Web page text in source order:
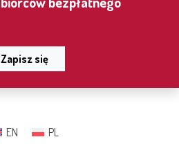
Zapisz się
EN PL